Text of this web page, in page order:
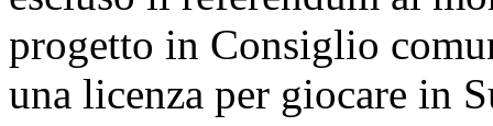
progetto in Consiglio
una licenza per giocare in